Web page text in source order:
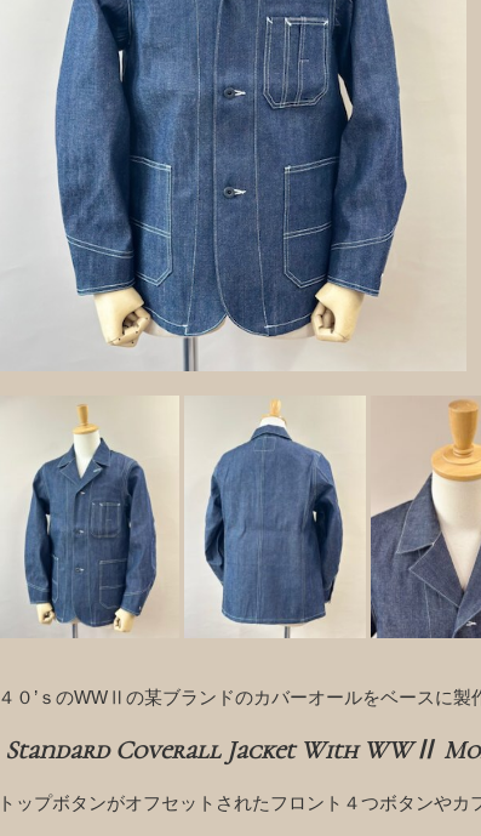
４０’ｓのWWⅡの某ブランドのカバーオールをベースに製
Standard Coverall Jacket With WWⅡ
トップボタンがオフセットされたフロント４つボタンや